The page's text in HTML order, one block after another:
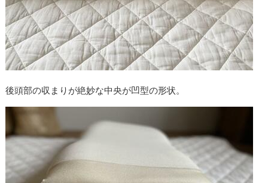
後頭部の収まりが絶妙な中央が凹型の形状。